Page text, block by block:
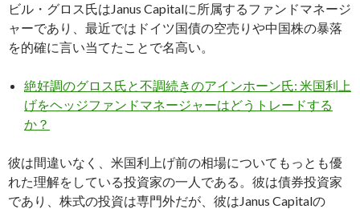
ビル・グロス氏はJanus Capitalに所属するファンドマネージ
ャーであり、最近ではドイツ国債の空売りや中国株の暴落
を的確に言い当てたことで名高い。
絶好調のグロス氏と不調続きのアインホーン氏: 米国利上
げをヘッジファンドマネージャーはどうトレードする
か？
彼は間違いなく、米国利上げ前の相場についてもっとも優
れた理解をしている投資家の一人である。彼は債券投資家
であり、株式の投資は専門外だが、彼はJanus Capitalの